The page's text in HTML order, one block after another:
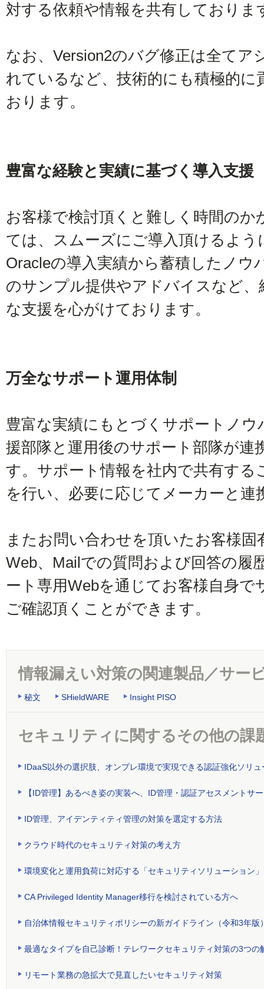
対する依頼や情報を共有しておりま
なお、Version2のバグ修正は全てア
れているなど、技術的にも積極的に
おります。
豊富な経験と実績に基づく導入支援
お客様で検討頂くと難しく時間の
ては、スムーズにご導入頂けるよう
Oracleの導入実績から蓄積したノウ
のサンプル提供やアドバイスなど
な支援を心がけております。
万全なサポート運用体制
豊富な実績にもとづくサポートノ
援部隊と運用後のサポート部隊が連
す。サポート情報を社内で共有する
を行い、必要に応じてメーカーと
またお問い合わせを頂いたお客様
Web、Mailでの質問および回答の履
ート専用Webを通じてお客様自身で
ご確認頂くことができます。
情報漏えい対策の関連製品／サー
秘文 SHieldWARE Insight PISO
セキュリティに関するその他の課
IDaaS以外の選択肢、オンプレ環境で実現できる認証強化ソリュ
【ID管理】あるべき姿の実装へ、ID管理・認証アセスメントサ
ID管理、アイデンティティ管理の対策を選定する方法
クラウド時代のセキュリティ対策の考え方
環境変化と運用負荷に対応する「セキュリティソリューション」
CA Privileged Identity Manager移行を検討されている方へ
自治体情報セキュリティポリシーの新ガイドライン（令和3年版
最適なタイプを自己診断！テレワークセキュリティ対策の3つの
リモート業務の急拡大で見直したいセキュリティ対策